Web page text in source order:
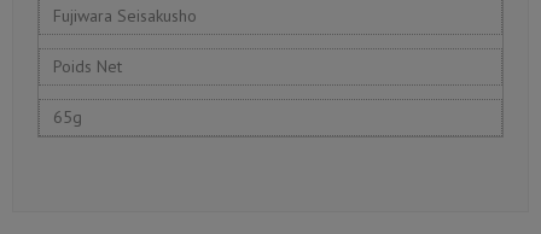
Fujiwara Seisakusho
Poids Net
65g